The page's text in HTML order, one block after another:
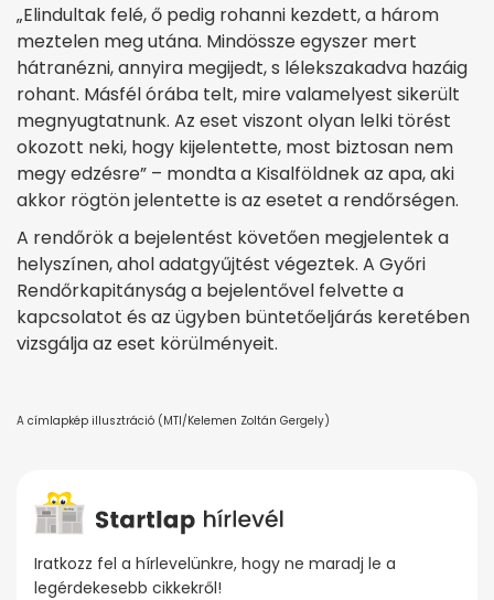
„Elindultak felé, ő pedig rohanni kezdett, a három
meztelen meg utána. Mindössze egyszer mert
hátranézni, annyira megijedt, s lélekszakadva hazáig
rohant. Másfél órába telt, mire valamelyest sikerült
megnyugtatnunk. Az eset viszont olyan lelki törést
okozott neki, hogy kijelentette, most biztosan nem
megy edzésre” – mondta a Kisalföldnek az apa, aki
akkor rögtön jelentette is az esetet a rendőrségen.
A rendőrök a bejelentést követően megjelentek a
helyszínen, ahol adatgyűjtést végeztek. A Győri
Rendőrkapitányság a bejelentővel felvette a
kapcsolatot és az ügyben büntetőeljárás keretében
vizsgálja az eset körülményeit.
A címlapkép illusztráció (MTI/Kelemen Zoltán Gergely)
Iratkozz fel a hírlevelünkre, hogy ne maradj le a
legérdekesebb cikkekről!